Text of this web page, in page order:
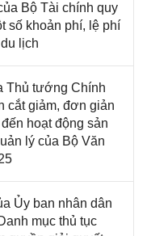
Bộ Tài chính quy
số khoản phí, lệ phí
lịch
Thủ tướng Chính
cắt giảm, đơn giản
hoạt động sản
lý của Bộ Văn
Ủy ban nhân dân
mục thủ tục